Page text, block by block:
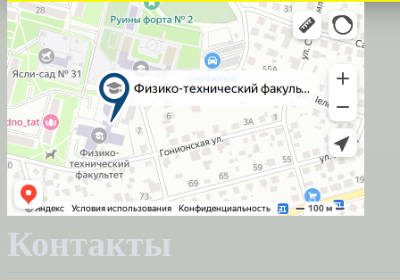
Контакты